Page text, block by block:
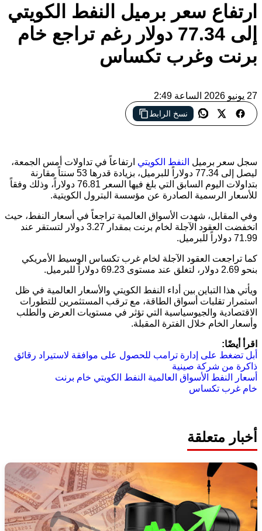
ارتفاع سعر برميل النفط الكويتي
إلى 77.34 دولار رغم تراجع خام
برنت وغرب تكساس
27 يونيو 2026 الساعة 2:49
نسخ الرابط
سجل سعر برميل النفط الكويتي ارتفاعاً في تداولات أمس الجمعة،
ليصل إلى 77.34 دولاراً للبرميل، بزيادة قدرها 53 سنتاً مقارنة
بتداولات اليوم السابق التي بلغ فيها السعر 76.81 دولاراً، وذلك وفقاً
للأسعار الرسمية الصادرة عن مؤسسة البترول الكويتية.
وفي المقابل، شهدت الأسواق العالمية تراجعاً في أسعار النفط، حيث
انخفضت العقود الآجلة لخام برنت بمقدار 3.27 دولار لتستقر عند
71.99 دولاراً للبرميل.
كما تراجعت العقود الآجلة لخام غرب تكساس الوسيط الأمريكي
بنحو 2.69 دولار، لتغلق عند مستوى 69.23 دولاراً للبرميل.
ويأتي هذا التباين بين أداء النفط الكويتي والأسعار العالمية في ظل
استمرار تقلبات أسواق الطاقة، مع ترقب المستثمرين للتطورات
الاقتصادية والجيوسياسية التي تؤثر في مستويات العرض والطلب
وأسعار الخام خلال الفترة المقبلة.
اقرأ أيضًا:
أبل تضغط على إدارة ترامب للحصول على موافقة لاستيراد رقائق
ذاكرة من شركة صينية
أسعار النفط الأسواق العالمية النفط الكويتي خام برنت
خام غرب تكساس
أخبار متعلقة